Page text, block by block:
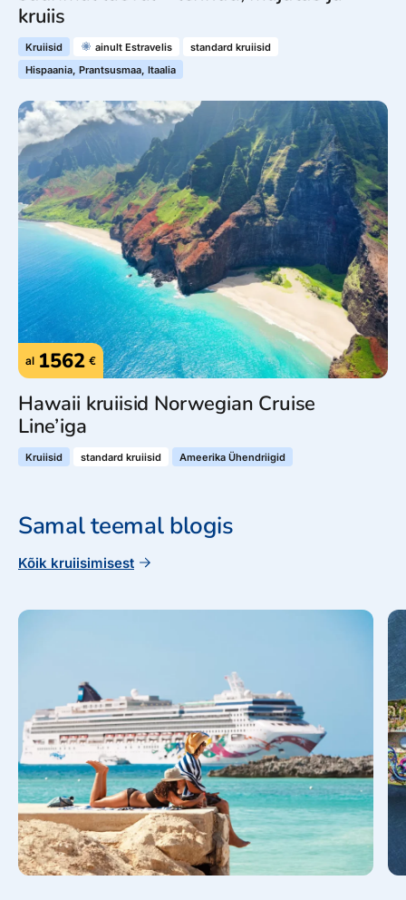
kruiis
Kruiisid ainult Estravelis
standard kruiisid
Hispaania, Prantsusmaa, Itaalia
al 1562 €
Hawaii kruiisid Norwegian Cruise
Line’iga
Kruiisid standard kruiisid Ameerika Ühendriigid
Samal teemal blogis
Kõik kruiisimisest